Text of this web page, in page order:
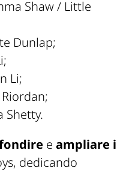
Shaw / Little
Dunlap;
Li;
Shetty.
e ampliare i
dedicando